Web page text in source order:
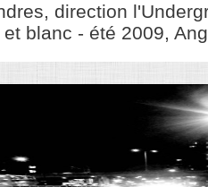
direction
blanc - été 2009,